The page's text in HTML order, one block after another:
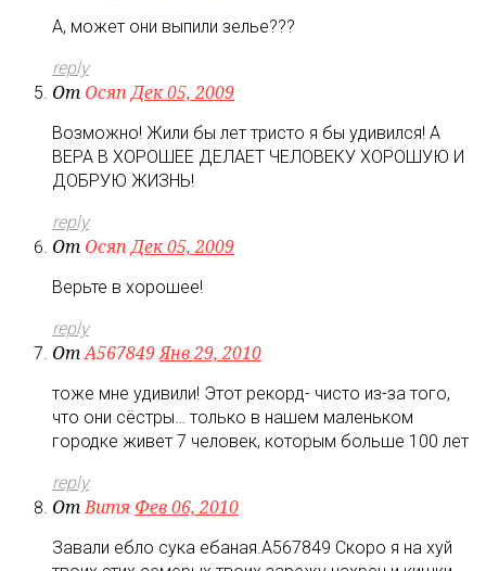
А, может они выпили зелье???
reply
От Осяп Дек 05, 2009
Возможно! Жили бы лет тристо я бы удивился! А
ВЕРА В ХОРОШЕЕ ДЕЛАЕТ ЧЕЛОВЕКУ ХОРОШУЮ И
ДОБРУЮ ЖИЗНЬ!
reply
От Осяп Дек 05, 2009
Верьте в хорошее!
reply
ОтA567849Янв 29, 2010
тоже мне удивили! Этот рекорд- чисто из-за того,
что они сёстры… только в нашем маленьком
городке живет 7 человек, которым больше 100 лет
reply
ОтВитя Фев 06, 2010
Завали ебло сука ебаная.А567849 Скоро я на хуй